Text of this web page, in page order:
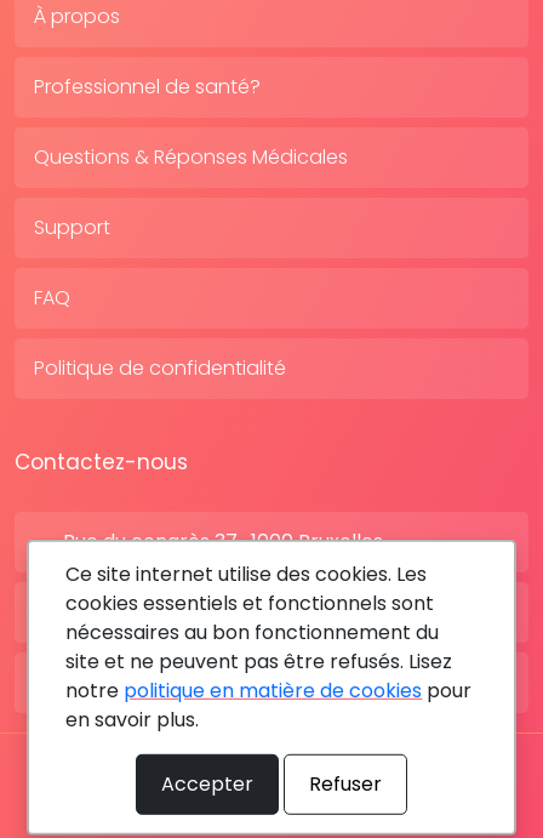
À propos
Professionnel de santé?
Questions & Réponses Médicales
Support
FAQ
Politique de confidentialité
Contactez-nous
Rue du congrès 37 , 1000 Bruxelles
BE: +32 28080227
FR: +33 183642895
Tous les droits sont réservés © 2026 RDV MÉDICAL By
MediaSatCom
Ce site internet utilise des cookies. Les
cookies essentiels et fonctionnels sont
nécessaires au bon fonctionnement du
site et ne peuvent pas être refusés. Lisez
notre politique en matière de cookies pour
en savoir plus.
Accepter Refuser